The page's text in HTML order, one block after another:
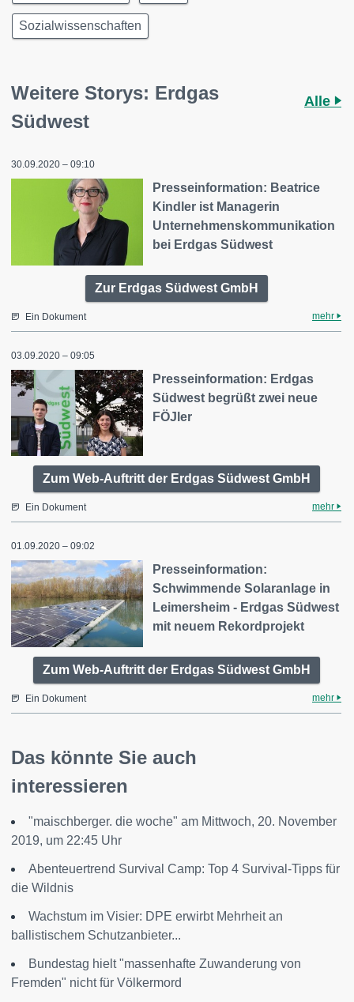
Sozialwissenschaften
Weitere Storys: Erdgas
Südwest
Alle
30.09.2020 – 09:10
Presseinformation: Beatrice
Kindler ist Managerin
Unternehmenskommunikation
bei Erdgas Südwest
Zur Erdgas Südwest GmbH
Ein Dokument mehr
03.09.2020 – 09:05
Presseinformation: Erdgas
Südwest begrüßt zwei neue
FÖJler
Zum Web-Auftritt der Erdgas Südwest GmbH
Ein Dokument mehr
01.09.2020 – 09:02
Presseinformation:
Schwimmende Solaranlage in
Leimersheim - Erdgas Südwest
mit neuem Rekordprojekt
Zum Web-Auftritt der Erdgas Südwest GmbH
Ein Dokument mehr
Das könnte Sie auch
interessieren
"maischberger. die woche" am Mittwoch, 20. November
2019, um 22:45 Uhr
Abenteuertrend Survival Camp: Top 4 Survival-Tipps für
die Wildnis
Wachstum im Visier: DPE erwirbt Mehrheit an
ballistischem Schutzanbieter...
Bundestag hielt "massenhafte Zuwanderung von
Fremden" nicht für Völkermord